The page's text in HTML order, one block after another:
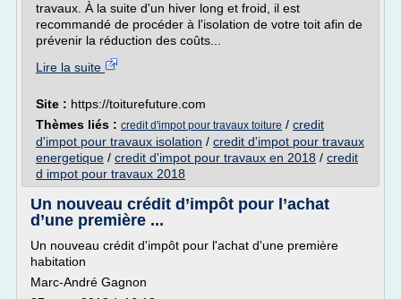
travaux. À la suite d'un hiver long et froid, il est
recommandé de procéder à l'isolation de votre toit afin de
prévenir la réduction des coûts...
Lire la suite
Site : https://toiturefuture.com
Thèmes liés : credit d'impot pour travaux toiture / credit
d'impot pour travaux isolation / credit d'impot pour travaux
energetique / credit d'impot pour travaux en 2018 / credit
d impot pour travaux 2018
Un nouveau crédit d’impôt pour l’achat
d’une première ...
Un nouveau crédit d'impôt pour l'achat d'une première
habitation
Marc-André Gagnon